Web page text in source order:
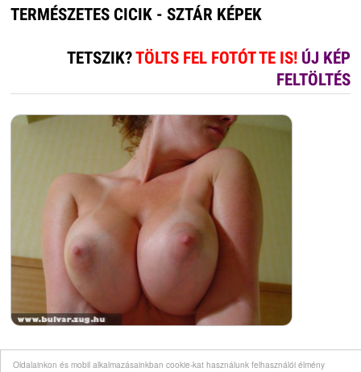
Oldalainkon és mobil alkalmazásainkban cookie-kat használunk felhasználói élmény
TERMÉSZETES CICIK - SZTÁR KÉPEK
TETSZIK?TÖLTS FEL FOTÓT TE IS! ÚJ KÉP
FELTÖLTÉS